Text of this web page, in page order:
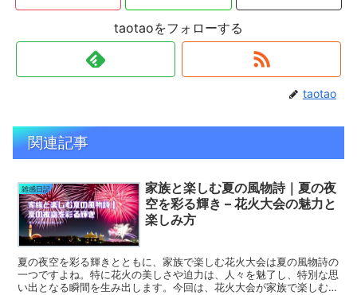
taotaoをフォローする
taotao
関連記事
雑感日記
家族と楽しむ夏の風物詩｜夏の夜
空を彩る輝き – 花火大会の魅力と
楽しみ方
夏の夜空を彩る輝きとともに、家族で楽しむ花火大会は夏の風物詩の
一つですよね。特に花火の美しさや迫力は、人々を魅了し、特別な思
い出となる瞬間を生み出します。今回は、花火大会が家族で楽しむ際